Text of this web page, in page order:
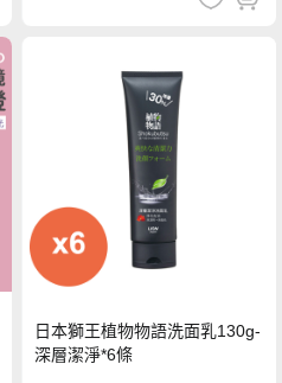
日本獅王植物物語洗面乳130g-
深層潔淨*6條